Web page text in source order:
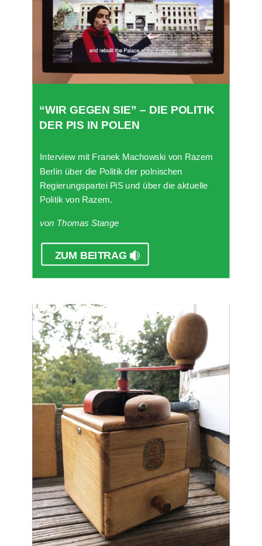
“WIR GEGEN SIE” – DIE POLITIK
DER PIS IN POLEN
Interview mit Franek Machowski von Razem
Berlin über die Politik der polnischen
Regierungspartei PiS und über die aktuelle
Politik von Razem.
von Thomas Stange
ZUM BEITRAG